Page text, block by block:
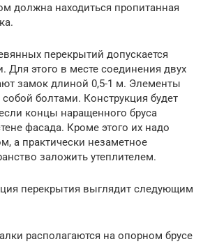
должна находиться пропитанная
перекрытий допускается
Для этого в месте соединения двух
замок длиной 0,5-1 м. Элементы
болтами. Конструкция будет
концы наращенного бруса
фасада. Кроме этого их надо
а практически незаметное
заложить утеплителем.
перекрытия выглядит следующим
располагаются на опорном брусе